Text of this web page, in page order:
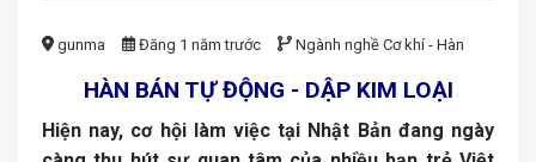
gunma Đăng 1 năm trước Ngành nghề Cơ khí - Hàn
HÀN BÁN TỰ ĐỘNG - DẬP KIM LOẠI
Hiện nay, cơ hội làm việc tại Nhật Bản đang ngày